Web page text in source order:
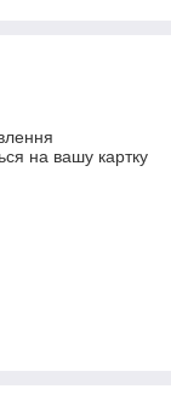
на вашу картку